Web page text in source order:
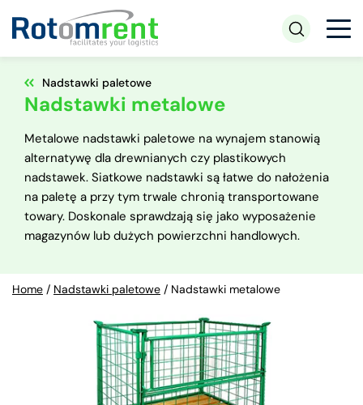
Nadstawki paletowe
Nadstawki metalowe
Metalowe nadstawki paletowe na wynajem stanowią
alternatywę dla drewnianych czy plastikowych
nadstawek. Siatkowe nadstawki są łatwe do nałożenia
na paletę a przy tym trwale chronią transportowane
towary. Doskonale sprawdzają się jako wyposażenie
magazynów lub dużych powierzchni handlowych.
Home / Nadstawki paletowe / Nadstawki metalowe